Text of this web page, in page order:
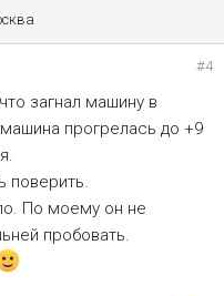
#4
загнал машину в
прогрелась до +9
поверить.
По моему он не
пробовать.